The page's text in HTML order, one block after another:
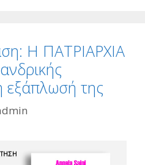
Η ΠΑΤΡΙΑΡΧΙΑ
εξάπλωσή της